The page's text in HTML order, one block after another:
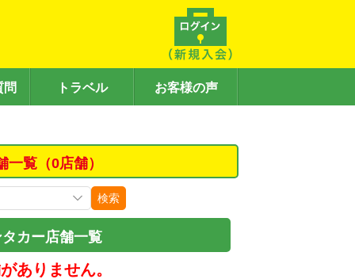
問 トラベル お客様の声
覧（0店舗）
検索
カー店舗一覧
ありません。